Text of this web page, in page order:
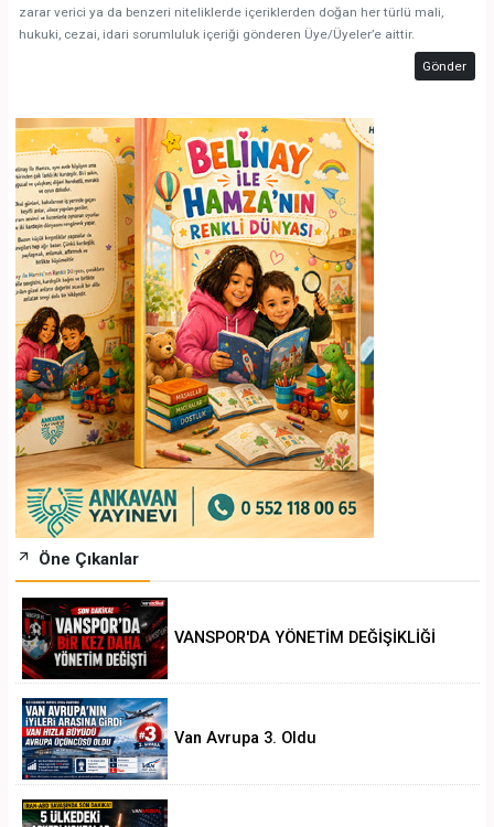
zarar verici ya da benzeri niteliklerde içeriklerden doğan her türlü mali,
hukuki, cezai, idari sorumluluk içeriği gönderen Üye/Üyeler’e aittir.
Gönder
Öne Çıkanlar
VANSPOR'DA YÖNETİM DEĞİŞİKLİĞİ
Van Avrupa 3. Oldu